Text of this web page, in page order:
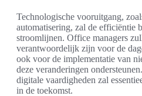
Technologische vooruitgang,
automatisering, zal de efficiëntie
stroomlijnen. Office managers
verantwoordelijk zijn voor de
ook voor de implementatie van
deze veranderingen
digitale vaardigheden zal
in de toekomst.